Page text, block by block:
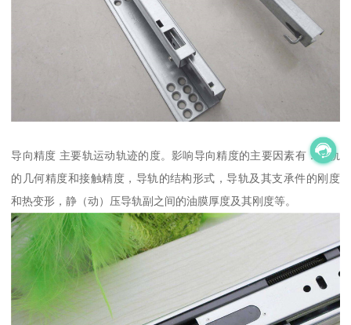
导向精度 主要轨运动轨迹的度。影响导向精度的主要因素有：导轨
的几何精度和接触精度，导轨的结构形式，导轨及其支承件的刚度
和热变形，静（动）压导轨副之间的油膜厚度及其刚度等。